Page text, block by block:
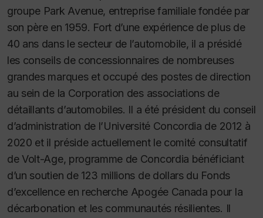
groupe Park Avenue, entreprise familiale fondée par
son père en 1959. Fort d’une expérience de plus de
40 ans dans le secteur de l’automobile, il a présidé
les conseils de concessionnaires de nombreuses
grandes marques et occupé des postes de direction
au sein de la Corporation des associations de
détaillants d’automobiles. Il a été président du conseil
d’administration de l’Université Concordia de 2012 à
2020 et il préside actuellement le comité consultatif
de Volt-Age, programme de Concordia bénéficiant
d’un soutien de 123 millions de dollars du Fonds
d’excellence en recherche Apogée Canada pour la
décarbonation et les communautés résilientes. Il